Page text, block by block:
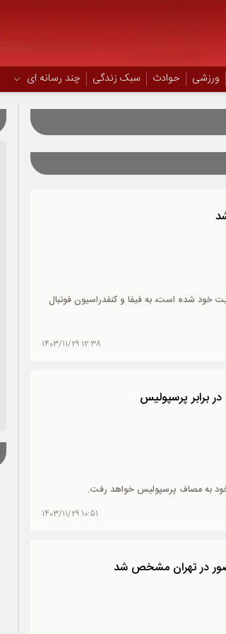
ورزشی حوادث سبک زندگی چند رسانه ای
پرسپولیس
خود شده است، به فیفا و کنفدراسیون فوتبال
12:38 1403/11/29
برابر پرسپولیس
خود به مصاف پرسپولیس خواهد رفت.
10:51 1403/11/29
در تهران مشخص شد